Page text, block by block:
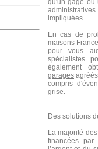
qu'un gage ou
impliquées.
En cas de
maisons
pour vous
spécialistes
également
garages
compris
grise.
Des solutions
La majorité
financées